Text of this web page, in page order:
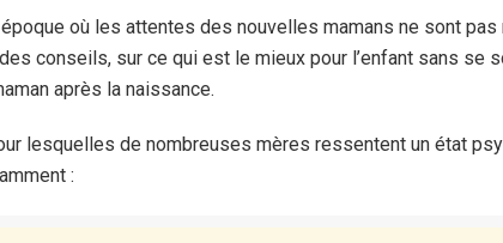
où les attentes des nouvelles mamans ne sont
conseils, sur ce qui est le mieux pour l’enfant sans se
après la naissance.
lesquelles de nombreuses mères ressentent un état
: